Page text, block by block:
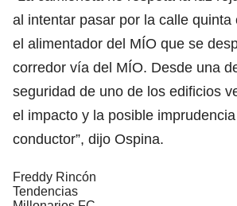
al intentar pasar por la calle quinta
el alimentador del MÍO que se
corredor vía del MÍO. Desde una
seguridad de uno de los edificios
el impacto y la posible
conductor”, dijo Ospina.
Freddy Rincón
Tendencias